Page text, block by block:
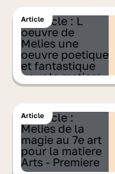
Article
Article